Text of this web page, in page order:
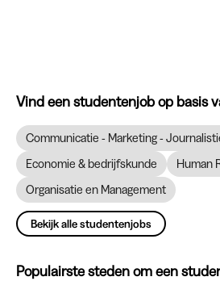
Vind een studentenjob op basis
Communicatie - Marketing -
Economie & bedrijfskunde
Human
Organisatie en Management
Bekijk alle studentenjobs
Populairste steden om een